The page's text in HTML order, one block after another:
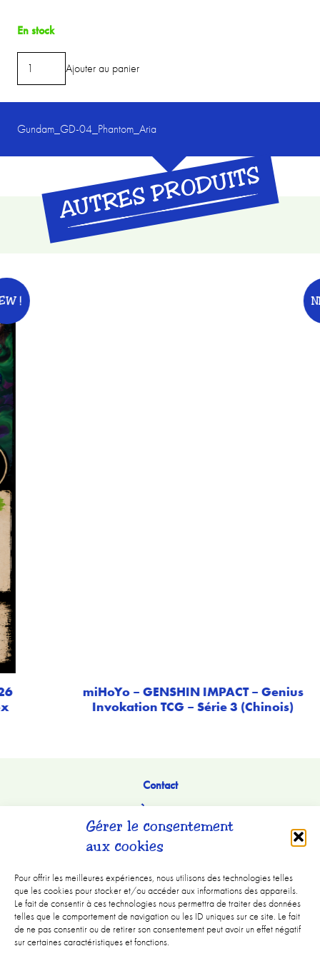
Gérer le consentement
aux cookies
Pour offrir les meilleures expériences, nous utilisons des technologies telles
que les cookies pour stocker et/ou accéder aux informations des appareils.
Le fait de consentir à ces technologies nous permettra de traiter des données
telles que le comportement de navigation ou les ID uniques sur ce site. Le fait
de ne pas consentir ou de retirer son consentement peut avoir un effet négatif
sur certaines caractéristiques et fonctions.
En stock
quantité
de
BANDAI
-
Display
Booster
(24)
Ajouter au panier
Gundam_GD-04_Phantom_Aria
AUTRES PRODUITS
NEW !
miHoYo – GENSHIN IMPACT – Genius
Invokation TCG – Série 3 (Chinois)
Contact
À Propos